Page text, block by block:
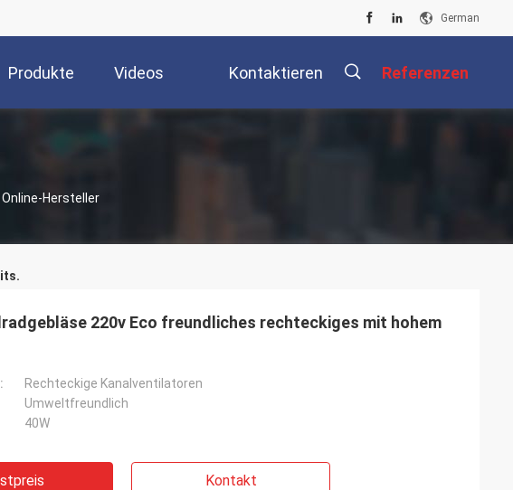
German
Produkte Videos Kontaktieren Referenzen
Hersteller
220v Eco freundliches rechteckiges mit hohem
Rechteckige Kanalventilatoren
Umweltfreundlich
40W
Kontakt